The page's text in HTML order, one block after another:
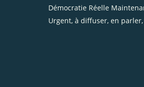
Démocratie Réelle
Urgent, à diffuser, en